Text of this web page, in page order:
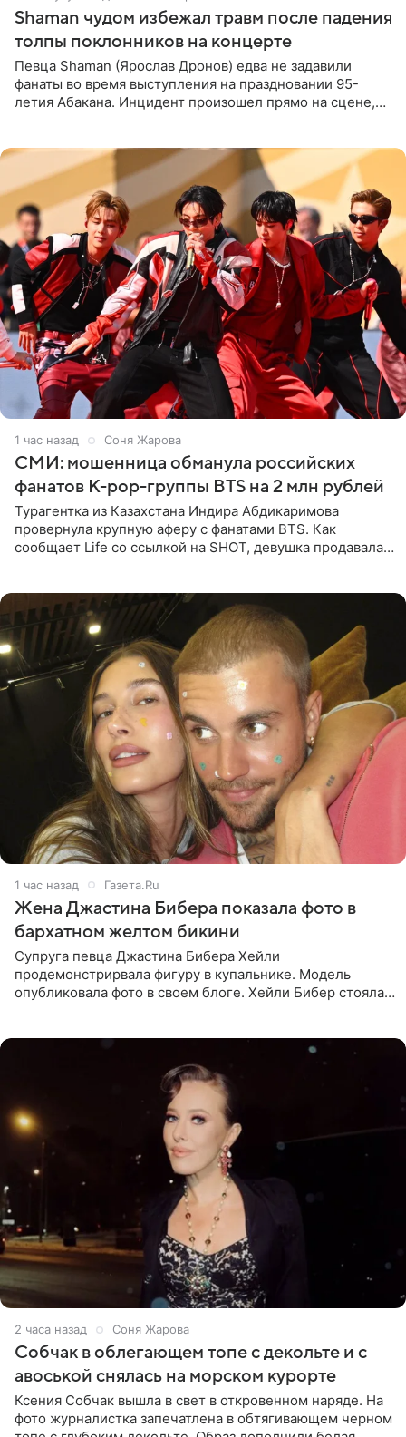
Shaman чудом избежал травм после падения
толпы поклонников на концерте
Певца Shaman (Ярослав Дронов) едва не задавили
фанаты во время выступления на праздновании 95-
летия Абакана. Инцидент произошел прямо на сцене,
1 час назад Соня Жарова
СМИ: мошенница обманула российских
фанатов K-pop-группы BTS на 2 млн рублей
Турагентка из Казахстана Индира Абдикаримова
провернула крупную аферу с фанатами BTS. Как
сообщает Life со ссылкой на SHOT, девушка продавала
1 час назад Газета.Ru
Жена Джастина Бибера показала фото в
бархатном желтом бикини
Супруга певца Джастина Бибера Хейли
продемонстрирвала фигуру в купальнике. Модель
опубликовала фото в своем блоге. Хейли Бибер стояла
2 часа назад Соня Жарова
Собчак в облегающем топе с декольте и с
авоськой снялась на морском курорте
Ксения Собчак вышла в свет в откровенном наряде. На
фото журналистка запечатлена в обтягивающем черном